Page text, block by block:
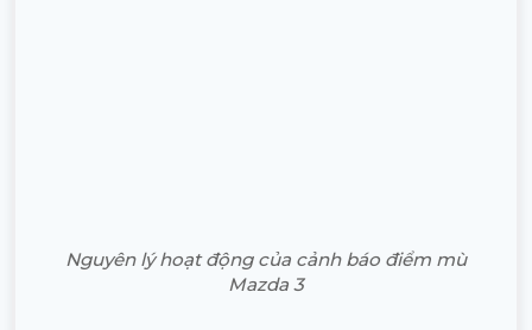
Nguyên lý hoạt động của cảnh báo điểm mù
Mazda 3